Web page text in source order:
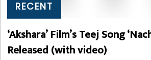
RECENT
‘Akshara’ Film’s Teej Song
Released (with video)